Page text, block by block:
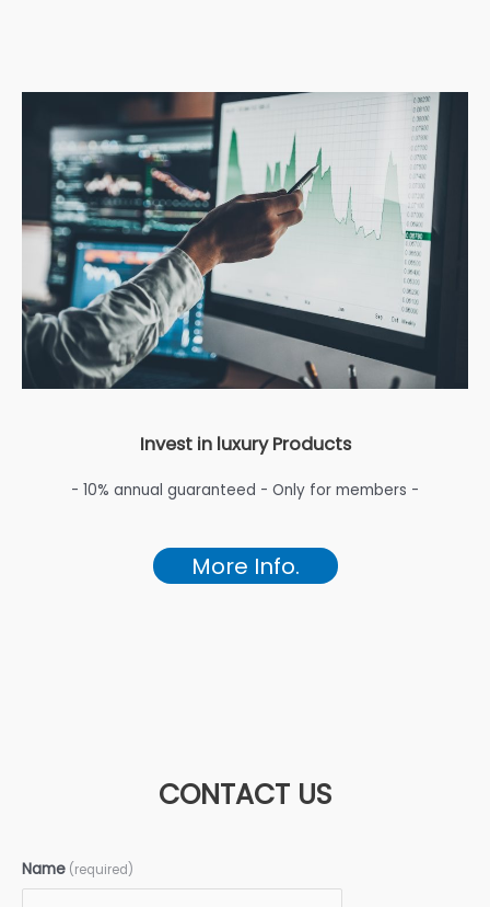
Invest in luxury Products
- 10% annual guaranteed - Only for members -
More Info.
CONTACT US
Name (required)